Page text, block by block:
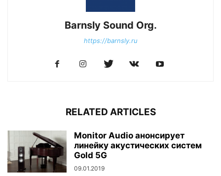
Barnsly Sound Org.
https://barnsly.ru
RELATED ARTICLES
Monitor Audio анонсирует
линейку акустических систем
Gold 5G
09.01.2019